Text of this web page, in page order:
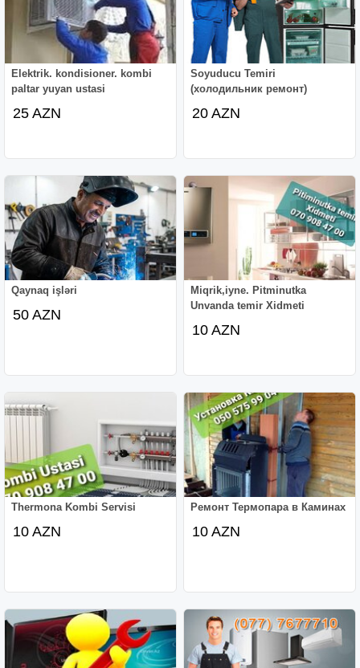
Elektrik. kondisioner. kombi
paltar yuyan ustasi
25 AZN
Soyuducu Temiri
(холодильник ремонт)
20 AZN
Qaynaq işləri
50 AZN
Miqrik,iyne. Pitminutka
Unvanda temir Xidmeti
10 AZN
Thermona Kombi Servisi
10 AZN
Ремонт Термопара в Каминах
10 AZN